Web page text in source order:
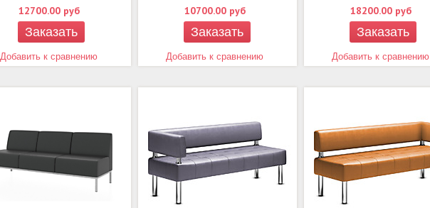
12700.00 руб
Заказать
Добавить к сравнению
10700.00 руб
Заказать
Добавить к сравнению
18200.00 руб
Заказать
Добавить к сравнению